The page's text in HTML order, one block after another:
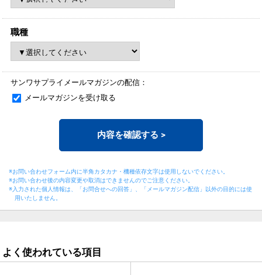
職種
サンワサプライメールマガジンの配信：
メールマガジンを受け取る
内容を確認する >
※お問い合わせフォーム内に半角カタカナ・機種依存文字は使用しないでください。
※お問い合わせ後の内容変更や取消はできませんのでご注意ください。
※入力された個人情報は、「お問合せへの回答」、「メールマガジン配信」以外の目的には使
用いたしません。
よく使われている項目